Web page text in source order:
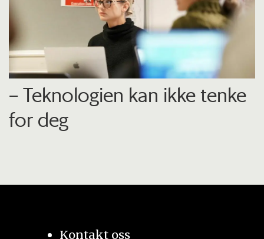
– Teknologien kan ikke tenke
for deg
Kontakt oss